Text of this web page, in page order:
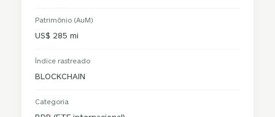
Patrimônio (AuM)
US$ 285 mi
Índice rastreado
BLOCKCHAIN
Categoria